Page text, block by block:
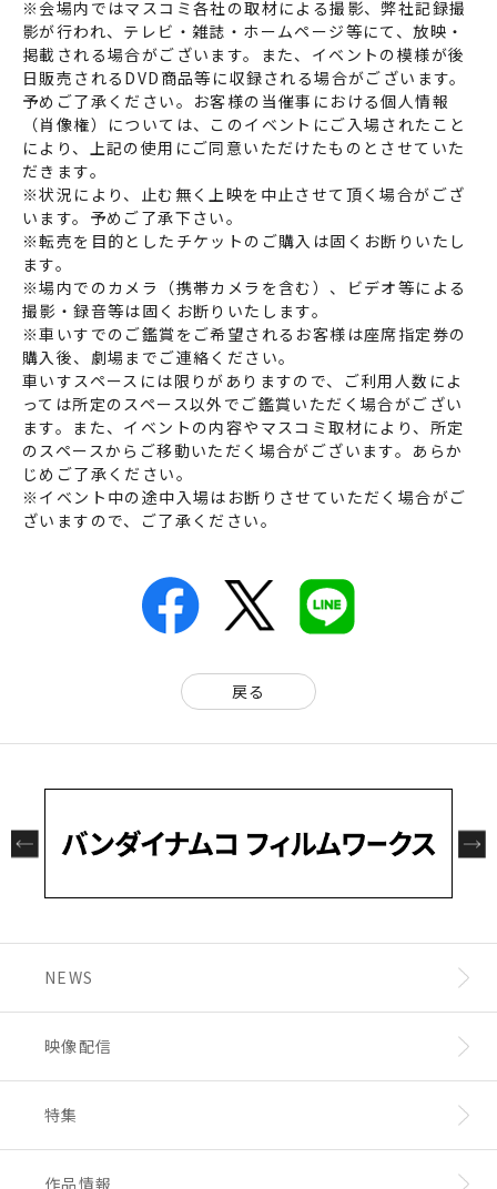
※会場内ではマスコミ各社の取材による撮影、弊社記録撮
影が行われ、テレビ・雑誌・ホームページ等にて、放映・
掲載される場合がございます。また、イベントの模様が後
日販売されるDVD商品等に収録される場合がございます。
予めご了承ください。お客様の当催事における個人情報
（肖像権）については、このイベントにご入場されたこと
により、上記の使用にご同意いただけたものとさせていた
だきます。
※状況により、止む無く上映を中止させて頂く場合がござ
います。予めご了承下さい。
※転売を目的としたチケットのご購入は固くお断りいたし
ます。
※場内でのカメラ（携帯カメラを含む）、ビデオ等による
撮影・録音等は固くお断りいたします。
※車いすでのご鑑賞をご希望されるお客様は座席指定券の
購入後、劇場までご連絡ください。
車いすスペースには限りがありますので、ご利用人数によ
っては所定のスペース以外でご鑑賞いただく場合がござい
ます。また、イベントの内容やマスコミ取材により、所定
のスペースからご移動いただく場合がございます。あらか
じめご了承ください。
※イベント中の途中入場はお断りさせていただく場合がご
ざいますので、ご了承ください。
戻る
NEWS
映像配信
特集
作品情報